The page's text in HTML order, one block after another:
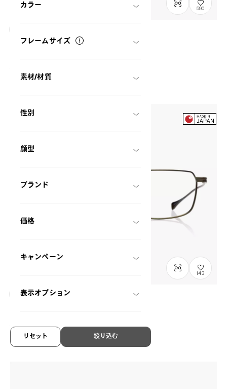
カラー
フレームサイズ
素材/材質
性別
顔型
ブランド
価格
キャンペーン
表示オプション
絞り込む
リセット
590
OWNDAYS CONNECT
¥16,000 税込
143
¥42,900 税込